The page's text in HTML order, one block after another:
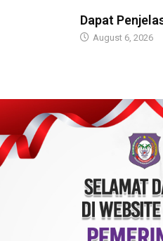
Dapat
August 6, 2026